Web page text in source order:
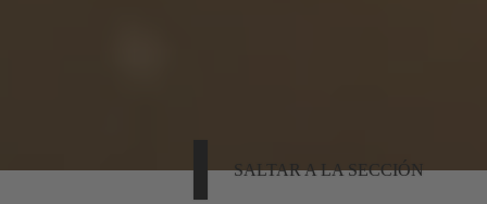
SALTAR A LA SECCIÓN